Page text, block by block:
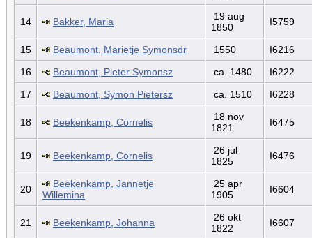
14 Bakker, Maria
19 aug
1850
I5759
15 Beaumont, Marietje Symonsdr 1550
I6216
16
Beaumont, Pieter Symonsz ca. 1480
I6222
17
Beaumont, Symon Pietersz ca. 1510 I6228
18 Beekenkamp, Cornelis
18 nov
1821
I6475
19 Beekenkamp, Cornelis
26 jul
1825
I6476
20
Beekenkamp, Jannetje
Willemina
25 apr
1905
I6604
21 Beekenkamp, Johanna
26 okt
1822
I6607